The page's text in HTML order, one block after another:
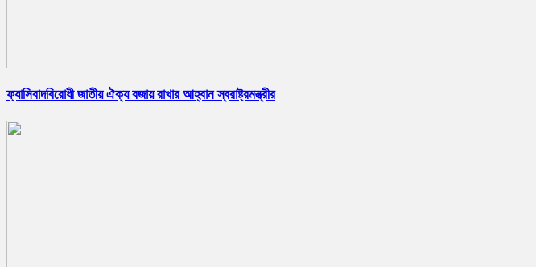
ফ্যাসিবাদবিরোধী জাতীয় ঐক্য বজায় রাখার আহ্বান স্বরাষ্ট্রমন্ত্রীর